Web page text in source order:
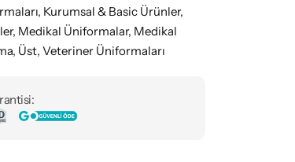
, Kurumsal & Basic Ürünler,
, Medikal Üniformalar, Medikal
, Üst, Veteriner Üniformaları